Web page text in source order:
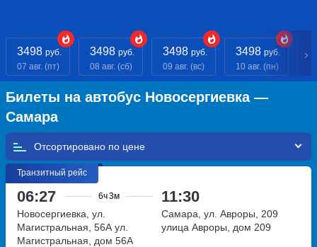
3498 руб.
07 авг. (пт)
3498 руб.
08 авг. (сб)
3498 руб.
09 авг. (вс)
3498 руб.
10 авг. (пн)
Билеты на автобус Новосергиевка —
Самара
Отсортировано по
Транзитный рейс
06:27 6ч3м 11:30
Новосергиевка, ул.
Магистральная, 56А ул.
Магистральная, дом 56А
Самара, ул. Авроры, 209
улица Авроры, дом 209